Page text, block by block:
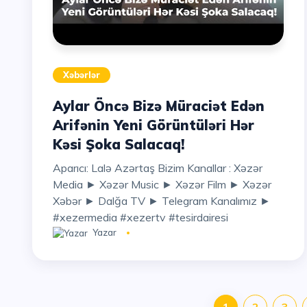
Xəbərlər
Aylar Öncə Bizə Müraciət Edən
Arifənin Yeni Görüntüləri Hər
Kəsi Şoka Salacaq!
Aparıcı: Lalə Azərtaş Bizim Kanallar : Xəzər
Media ► Xəzər Music ► Xəzər Film ► Xəzər
Xəbər ► Dalğa TV ► Telegram Kanalımız ►
#xezermedia #xezertv #tesirdairesi
Yazar